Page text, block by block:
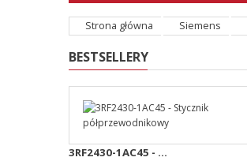
Strona główna Siemens
BESTSELLERY
3RF2430-1AC45 - ...